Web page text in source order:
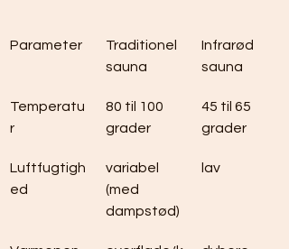
Parameter
Traditionel
sauna
Infrarød
sauna
Temperatu
r
80 til 100
grader
45 til 65
grader
Luftfugtigh
ed
variabel
(med
dampstød)
lav